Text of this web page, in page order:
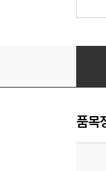
눈물
품목